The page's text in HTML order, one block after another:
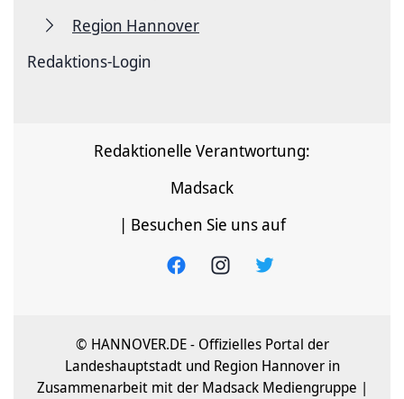
Region Hannover
Redaktions-Login
Redaktionelle Verantwortung:
Madsack
| Besuchen Sie uns auf
© HANNOVER.DE - Offizielles Portal der
Landeshauptstadt und Region Hannover in
Zusammenarbeit mit der Madsack Mediengruppe |